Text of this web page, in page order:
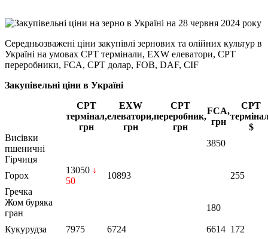
Link
Print
Середньозважені ціни закупівлі зернових та олійних культур в
Україні на умовах CPT термінали, EXW елеватори, CPT
переробники, FCA, CPT долар, FOB, DAF, CIF
Закупівельні ціни в Україні
CPT
термінал,
грн
EXW
елеватори,
грн
CPT
переробник,
грн
FCA,
грн
CPT
$
Висівки
пшеничні
3850
Гірчиця
Горох
13050 ↓
50
10893
255
Гречка
Жом буряка
гран
180
Кукурудза 7975 6724 6614 172